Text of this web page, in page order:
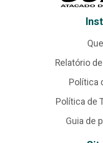
Relatório
Política
Política de
Guia de